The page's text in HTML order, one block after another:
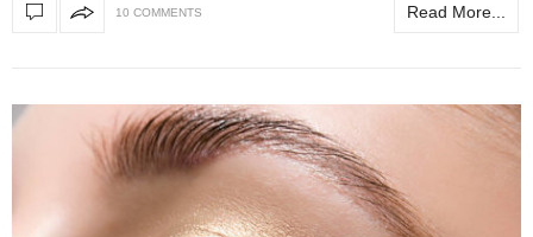
10 COMMENTS Read More...